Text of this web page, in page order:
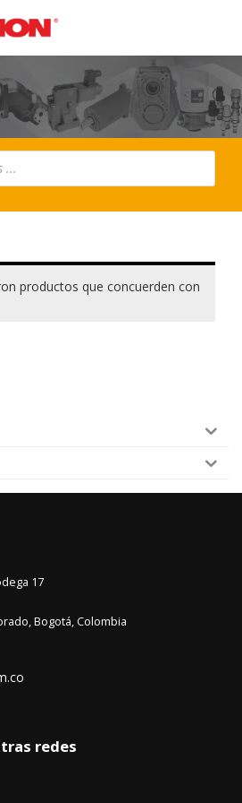
productos que concuerden con
17
Bogotá, Colombia
redes